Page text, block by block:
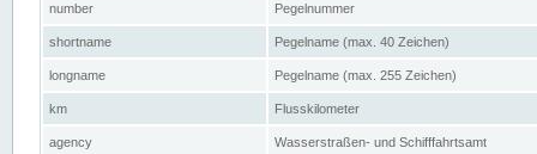
number Pegelnummer
shortname Pegelname (max. 40 Zeichen)
longname Pegelname (max. 255 Zeichen)
km Flusskilometer
agency Wasserstraßen- und Schifffahrtsamt